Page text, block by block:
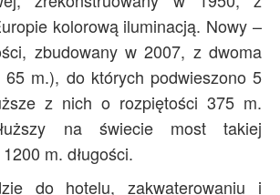
kolorową iluminacją. Nowy –
zbudowany w 2007, z dwoma
65 m.), do których podwieszono 5
z nich o rozpiętości 375 m.
na świecie most takiej
m. długości.
do hotelu, zakwaterowaniu i